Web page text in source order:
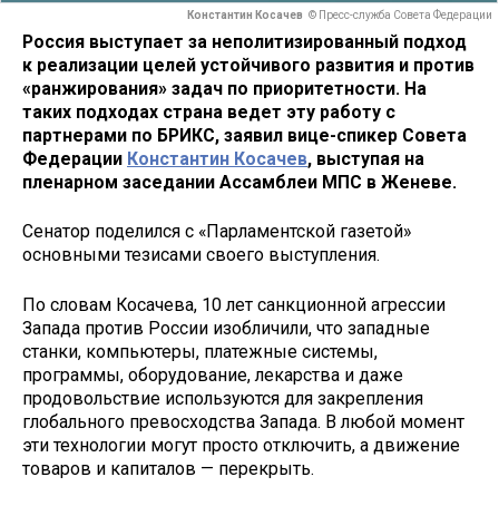
Константин Косачев © Пресс-служба Совета Федерации
Россия выступает за неполитизированный подход
к реализации целей устойчивого развития и против
«ранжирования» задач по приоритетности. На
таких подходах страна ведет эту работу с
партнерами по БРИКС, заявил вице-спикер Совета
Федерации Константин Косачев, выступая на
пленарном заседании Ассамблеи МПС в Женеве.
Сенатор поделился с «Парламентской газетой»
основными тезисами своего выступления.
По словам Косачева, 10 лет санкционной агрессии
Запада против России изобличили, что западные
станки, компьютеры, платежные системы,
программы, оборудование, лекарства и даже
продовольствие используются для закрепления
глобального превосходства Запада. В любой момент
эти технологии могут просто отключить, а движение
товаров и капиталов — перекрыть.